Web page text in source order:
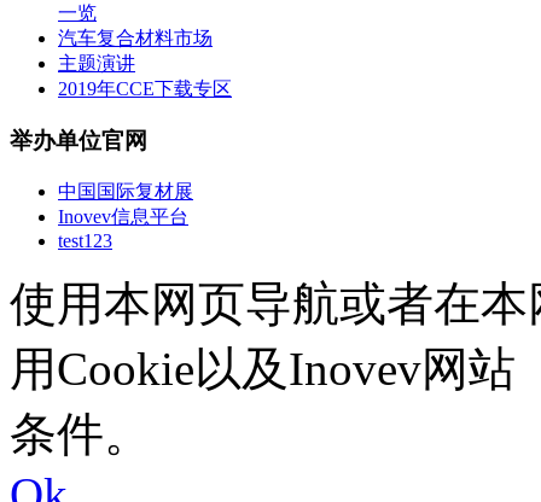
一览
汽车复合材料市场
主题演讲
2019年CCE下载专区
举办单位官网
中国国际复材展
Inovev信息平台
test123
使用本网页导航或者在
用Cookie以及Inovev网站
条件。